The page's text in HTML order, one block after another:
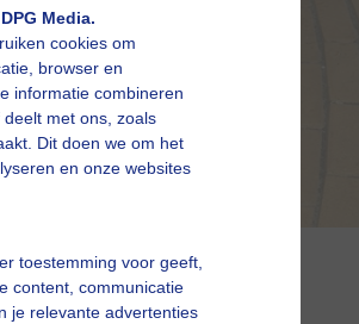
Media.
cookies om
browser en
informatie combineren
met ons, zoals
Dit doen we om het
en onze websites
toestemming voor geeft,
content, communicatie
je relevante advertenties
2026, 114x bekeken